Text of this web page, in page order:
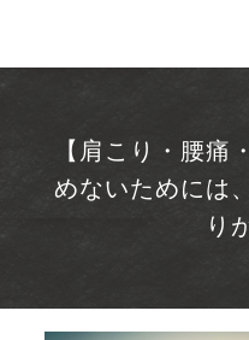
【肩こり・腰
めないためには
り